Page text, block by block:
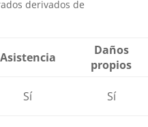
derivados de
Asistencia
Daños
propios
Sí Sí